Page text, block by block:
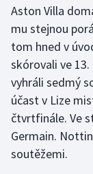
Plavání
Plážový
Rychlostní
Aston Villa
mu stejnou
tom hned v
skórovali ve
vyhráli sedmý
účast v Lize
čtvrtfinále. Ve
Germain.
soutěžemi.